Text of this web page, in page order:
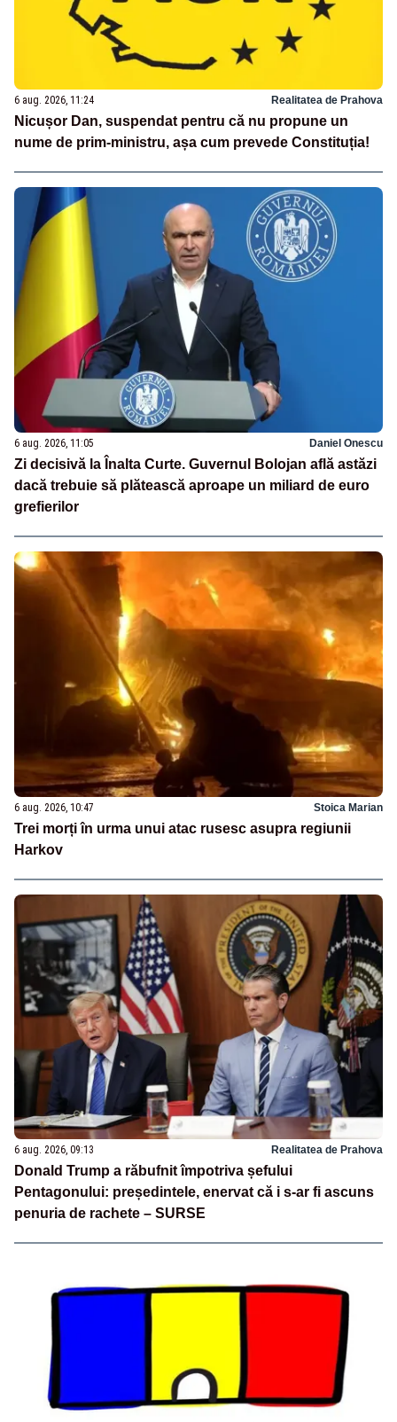
6 aug. 2026, 11:24 Realitatea de Prahova
Nicușor Dan, suspendat pentru că nu propune un
nume de prim-ministru, așa cum prevede Constituția!
6 aug. 2026, 11:05 Daniel Onescu
Zi decisivă la Înalta Curte. Guvernul Bolojan află astăzi
dacă trebuie să plătească aproape un miliard de euro
grefierilor
6 aug. 2026, 10:47 Stoica Marian
Trei morți în urma unui atac rusesc asupra regiunii
Harkov
6 aug. 2026, 09:13 Realitatea de Prahova
Donald Trump a răbufnit împotriva șefului
Pentagonului: președintele, enervat că i s-ar fi ascuns
penuria de rachete – SURSE